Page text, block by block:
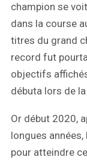
champion se
dans la course
titres du grand
record fut
objectifs
débuta lors de
Or début 2020,
longues
pour atteindre